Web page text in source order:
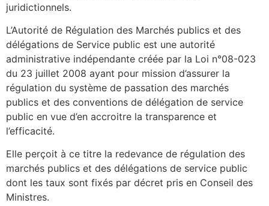
juridictionnels.
L’Autorité de Régulation des Marchés publics et des
délégations de Service public est une autorité
administrative indépendante créée par la Loi n°08-023
du 23 juillet 2008 ayant pour mission d’assurer la
régulation du système de passation des marchés
publics et des conventions de délégation de service
public en vue d’en accroitre la transparence et
l’efficacité.
Elle perçoit à ce titre la redevance de régulation des
marchés publics et des délégations de service public
dont les taux sont fixés par décret pris en Conseil des
Ministres.